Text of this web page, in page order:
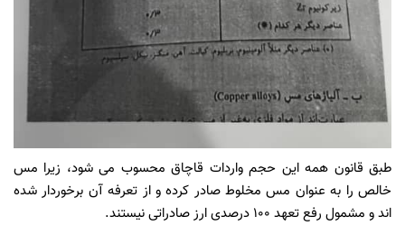
طبق قانون همه این حجم واردات قاچاق محسوب می شود، زیرا مس
خالص را به عنوان مس مخلوط صادر کرده و از تعرفه آن برخوردار شده
اند و مشمول رفع تعهد 100 درصدی ارز صادراتی نیستند.